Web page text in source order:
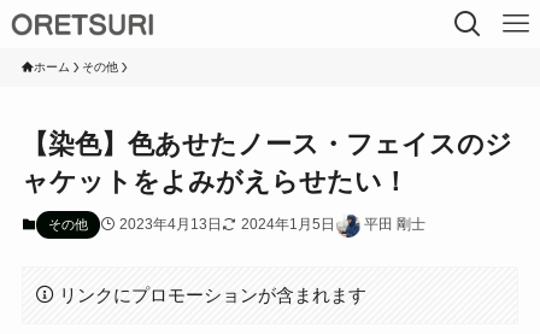
ホーム その他
【染色】色あせたノース・フェイスのジ
ャケットをよみがえらせたい！
その他 2023年4月13日 2024年1月5日 平田 剛士
リンクにプロモーションが含まれます